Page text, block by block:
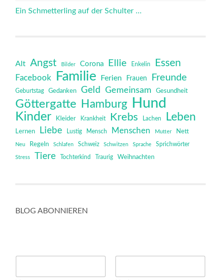
Ein Schmetterling auf der Schulter …
Alt Angst Bilder Corona Ellie Enkelin Essen
Facebook Familie Ferien Frauen Freunde
Geburtstag Gedanken Geld Gemeinsam Gesundheit
Göttergatte Hamburg Hund
Kinder Kleider Krankheit Krebs Lachen Leben
Lernen Liebe Lustig Mensch Menschen Mutter Nett
Neu Regeln Schlafen Schweiz Schwitzen Sprache Sprichwörter
Stress Tiere Tochterkind Traurig Weihnachten
BLOG ABONNIEREN
N
m